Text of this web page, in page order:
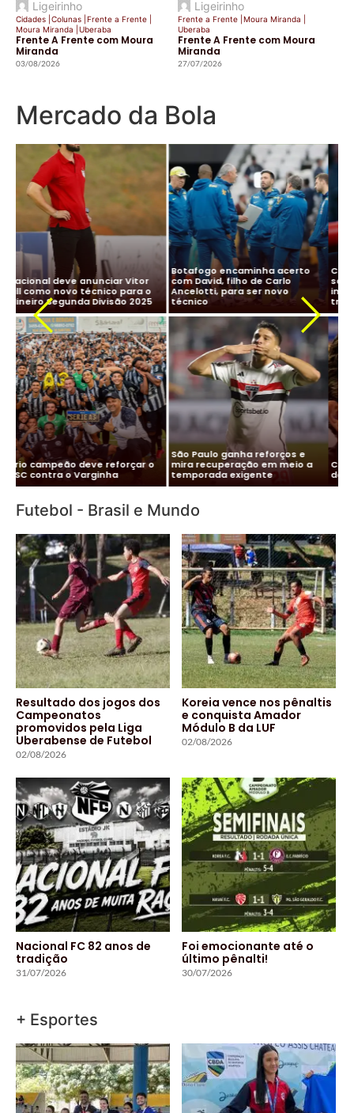
Ligeirinho
Cidades Colunas Frente a Frente
Moura Miranda
Uberaba
Frente A Frente com Moura
Miranda
03/08/2026
Ligeirinho
Frente a Frente Moura Miranda
Uberaba
Frente A Frente com Moura
Miranda
27/07/2026
Mercado da Bola
CBF desiste de Ancelotti:
salário milionário na Arábia e
impasse com Real Madrid
travam negociação
Ancelotti diz “sim” à Seleção
Brasileira e CBF finaliza
detalhes para oficializar
acordo
Cléber Xavier é o novo técnico
do Santos
Vitor Roque chega ao Brasil e
Palmeiras monta esquema
para evitar exposição
Futebol - Brasil e Mundo
Resultado dos jogos dos
Campeonatos
promovidos pela Liga
Uberabense de Futebol
02/08/2026
Koreia vence nos pênaltis
e conquista Amador
Módulo B da LUF
02/08/2026
Nacional FC 82 anos de
tradição
31/07/2026
Foi emocionante até o
último pênalti!
30/07/2026
+ Esportes